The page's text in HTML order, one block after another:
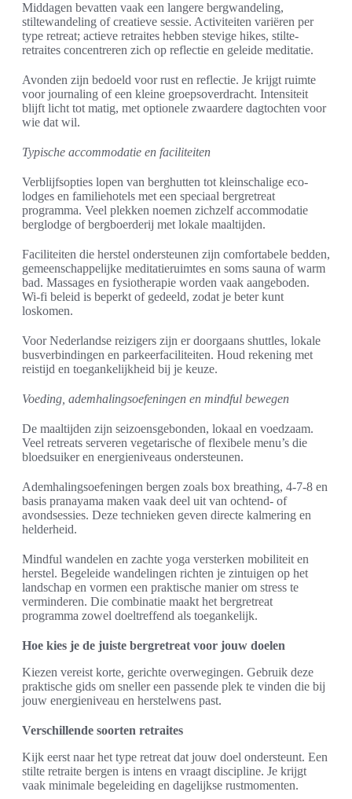
Middagen bevatten vaak een langere bergwandeling,
stiltewandeling of creatieve sessie. Activiteiten variëren per
type retreat; actieve retraites hebben stevige hikes, stilte-
retraites concentreren zich op reflectie en geleide meditatie.
Avonden zijn bedoeld voor rust en reflectie. Je krijgt ruimte
voor journaling of een kleine groepsoverdracht. Intensiteit
blijft licht tot matig, met optionele zwaardere dagtochten voor
wie dat wil.
Typische accommodatie en faciliteiten
Verblijfsopties lopen van berghutten tot kleinschalige eco-
lodges en familiehotels met een speciaal bergretreat
programma. Veel plekken noemen zichzelf accommodatie
berglodge of bergboerderij met lokale maaltijden.
Faciliteiten die herstel ondersteunen zijn comfortabele bedden,
gemeenschappelijke meditatieruimtes en soms sauna of warm
bad. Massages en fysiotherapie worden vaak aangeboden.
Wi‑fi beleid is beperkt of gedeeld, zodat je beter kunt
loskomen.
Voor Nederlandse reizigers zijn er doorgaans shuttles, lokale
busverbindingen en parkeerfaciliteiten. Houd rekening met
reistijd en toegankelijkheid bij je keuze.
Voeding, ademhalingsoefeningen en mindful bewegen
De maaltijden zijn seizoensgebonden, lokaal en voedzaam.
Veel retreats serveren vegetarische of flexibele menu’s die
bloedsuiker en energieniveaus ondersteunen.
Ademhalingsoefeningen bergen zoals box breathing, 4-7-8 en
basis pranayama maken vaak deel uit van ochtend- of
avondsessies. Deze technieken geven directe kalmering en
helderheid.
Mindful wandelen en zachte yoga versterken mobiliteit en
herstel. Begeleide wandelingen richten je zintuigen op het
landschap en vormen een praktische manier om stress te
verminderen. Die combinatie maakt het bergretreat
programma zowel doeltreffend als toegankelijk.
Hoe kies je de juiste bergretreat voor jouw doelen
Kiezen vereist korte, gerichte overwegingen. Gebruik deze
praktische gids om sneller een passende plek te vinden die bij
jouw energieniveau en herstelwens past.
Verschillende soorten retraites
Kijk eerst naar het type retreat dat jouw doel ondersteunt. Een
stilte retraite bergen is intens en vraagt discipline. Je krijgt
vaak minimale begeleiding en dagelijkse rustmomenten.